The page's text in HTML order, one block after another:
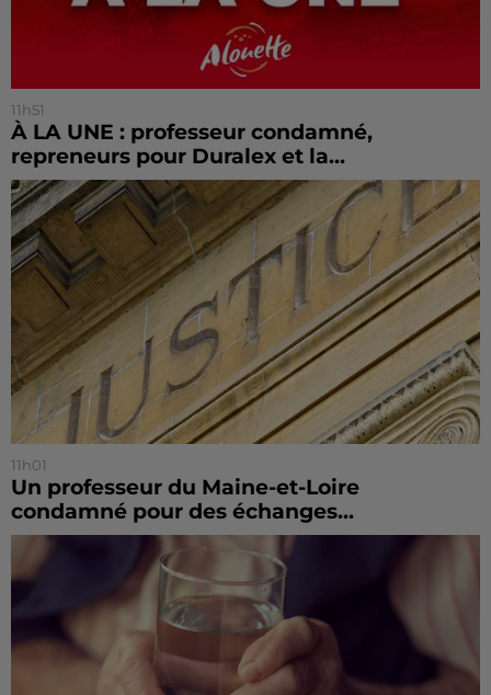
11h51
À LA UNE : professeur condamné,
repreneurs pour Duralex et la...
11h01
Un professeur du Maine-et-Loire
condamné pour des échanges...